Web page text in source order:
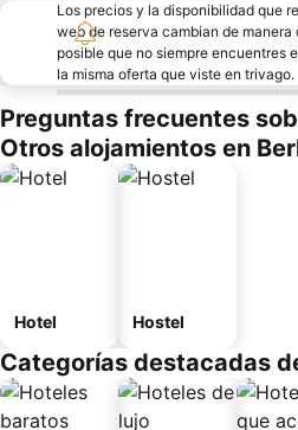
Los precios y la disponibilidad que
web de reserva cambian de
posible que no siempre encuentres
la misma oferta que viste en trivago.
Preguntas frecuentes
Otros alojamientos en
Hotel Hostel
Categorías destacadas